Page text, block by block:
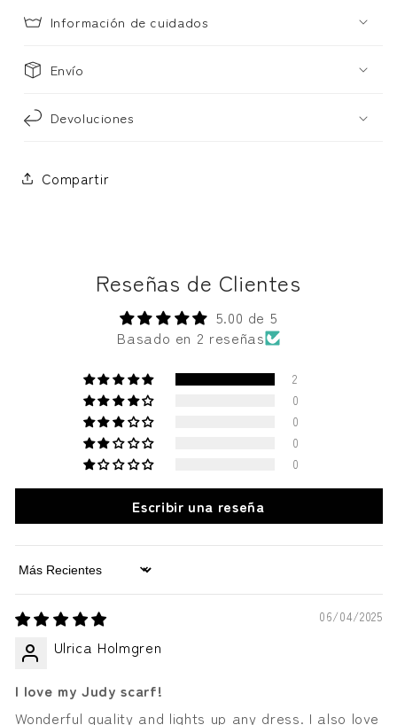
Información de cuidados
Envío
Devoluciones
Compartir
Reseñas de Clientes
5.00 de 5
Basado en 2 reseñas
2
0
0
0
0
Escribir una reseña
Sort by
06/04/2025
Ulrica Holmgren
I love my Judy scarf!
Wonderful quality and lights up any dress. I also love